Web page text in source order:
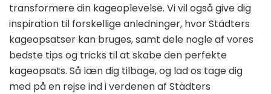
transformere din kageoplevelse. Vi vil også give dig
inspiration til forskellige anledninger, hvor Städters
kageopsatser kan bruges, samt dele nogle af vores
bedste tips og tricks til at skabe den perfekte
kageopsats. Så læn dig tilbage, og lad os tage dig
med på en rejse ind i verdenen af ​​Städters